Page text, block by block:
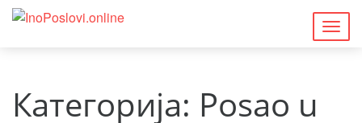
Категорија: Posao u